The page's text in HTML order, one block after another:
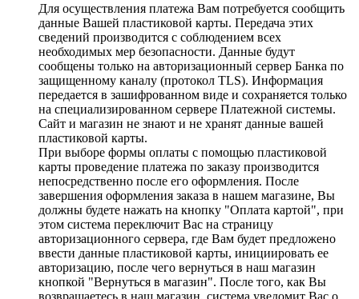
Для осуществления платежа Вам потребуется сообщить
данные Вашей пластиковой карты. Передача этих
сведений производится с соблюдением всех
необходимых мер безопасности. Данные будут
сообщены только на авторизационный сервер Банка по
защищенному каналу (протокол TLS). Информация
передается в зашифрованном виде и сохраняется только
на специализированном сервере Платежной системы.
Сайт и магазин не знают и не хранят данные вашей
пластиковой карты.
При выборе формы оплаты с помощью пластиковой
карты проведение платежа по заказу производится
непосредственно после его оформления. После
завершения оформления заказа в нашем магазине, Вы
должны будете нажать на кнопку "Оплата картой", при
этом система переключит Вас на страницу
авторизационного сервера, где Вам будет предложено
ввести данные пластиковой карты, инициировать ее
авторизацию, после чего вернуться в наш магазин
кнопкой "Вернуться в магазин". После того, как Вы
возвращаетесь в наш магазин, система уведомит Вас о